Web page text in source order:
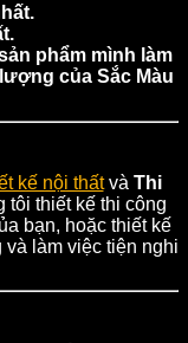
phẩm mình làm
của Sắc Màu
kế nội thấtvà Thi
tôi thiết kế thi công
bạn, hoặc thiết kế
và làm việc tiện nghi